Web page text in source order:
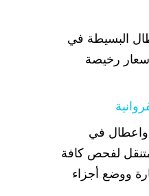
البسيطة في
رخيصة
واعطال في
لفحص كافة
ووضع أجزاء